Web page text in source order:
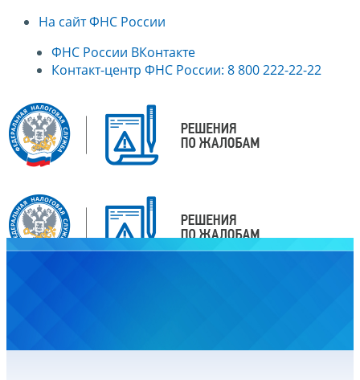
На сайт ФНС России
ФНС России ВКонтакте
Контакт-центр ФНС России: 8 800 222-22-22